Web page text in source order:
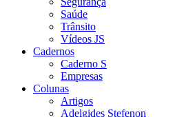
Saúde
Trânsito
Vídeos JS
Cadernos
Caderno S
Empresas
Colunas
Artigos
Adelgides Stefenon